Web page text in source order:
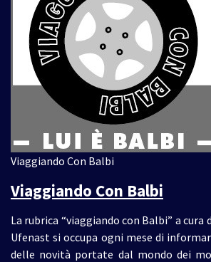
Viaggiando Con Balbi
Viaggiando Con Balbi
La rubrica “viaggiando con Balbi” a cura
Ufenast si occupa ogni mese di
delle novità portate dal mondo dei